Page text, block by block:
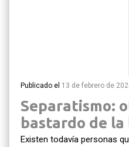
Publicado el 13 de febrero de
Separatismo:
bastardo de
Existen todavía personas